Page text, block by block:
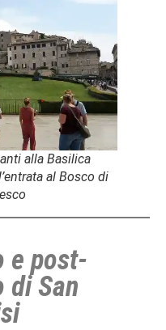
alla Basilica
al Bosco di
e post-
di San